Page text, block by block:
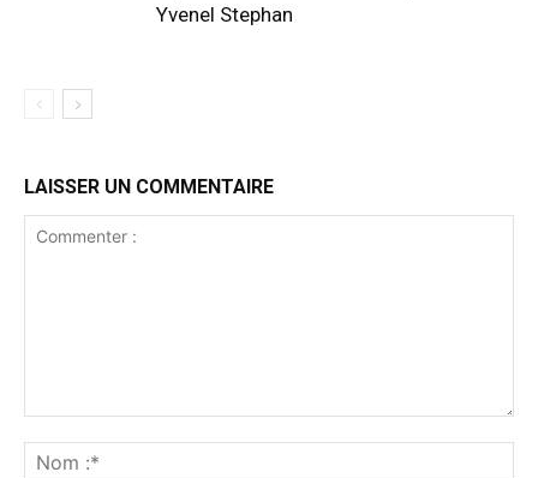
Yvenel Stephan
LAISSER UN COMMENTAIRE